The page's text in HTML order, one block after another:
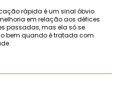
rápida é um sinal óbvio
em relação aos défices
passadas, mas ela só se
bem quando é tratada com